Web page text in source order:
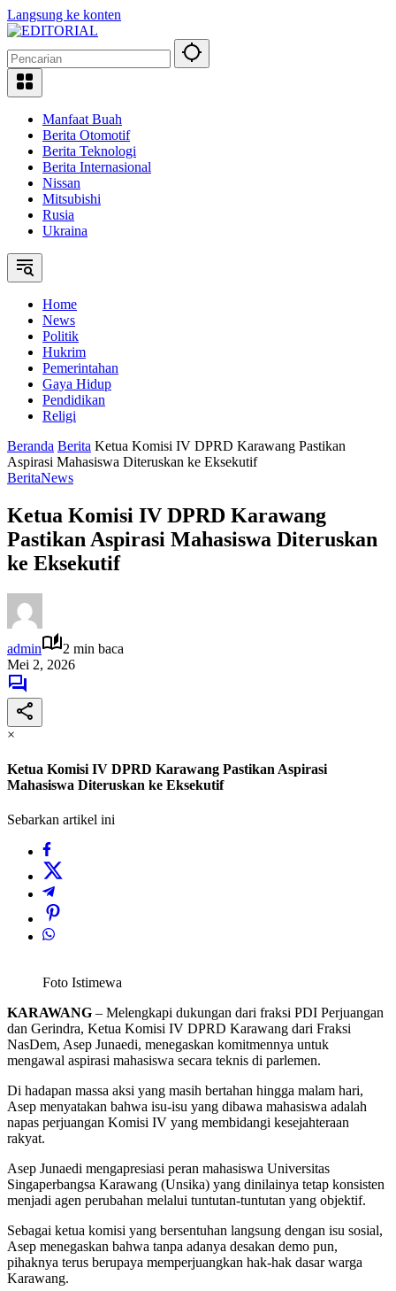
Langsung ke konten
Manfaat Buah
Berita Otomotif
Berita Teknologi
Berita Internasional
Nissan
Mitsubishi
Rusia
Ukraina
Home
News
Politik
Hukrim
Pemerintahan
Gaya Hidup
Pendidikan
Religi
Beranda Berita Ketua Komisi IV DPRD Karawang Pastikan
Aspirasi Mahasiswa Diteruskan ke Eksekutif
BeritaNews
Ketua Komisi IV DPRD Karawang
Pastikan Aspirasi Mahasiswa Diteruskan
ke Eksekutif
admin
2 min baca
Mei 2, 2026
×
Ketua Komisi IV DPRD Karawang Pastikan Aspirasi
Mahasiswa Diteruskan ke Eksekutif
Sebarkan artikel ini
Foto Istimewa
KARAWANG – Melengkapi dukungan dari fraksi PDI Perjuangan
dan Gerindra, Ketua Komisi IV DPRD Karawang dari Fraksi
NasDem, Asep Junaedi, menegaskan komitmennya untuk
mengawal aspirasi mahasiswa secara teknis di parlemen.
Di hadapan massa aksi yang masih bertahan hingga malam hari,
Asep menyatakan bahwa isu-isu yang dibawa mahasiswa adalah
napas perjuangan Komisi IV yang membidangi kesejahteraan
rakyat.
Asep Junaedi mengapresiasi peran mahasiswa Universitas
Singaperbangsa Karawang (Unsika) yang dinilainya tetap konsisten
menjadi agen perubahan melalui tuntutan-tuntutan yang objektif.
Sebagai ketua komisi yang bersentuhan langsung dengan isu sosial,
Asep menegaskan bahwa tanpa adanya desakan demo pun,
pihaknya terus berupaya memperjuangkan hak-hak dasar warga
Karawang.